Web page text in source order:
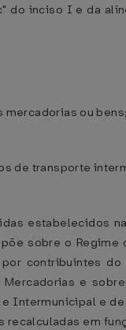
do inciso I e da
mercadorias ou
de transporte
estabelecidos
sobre o Regime
contribuintes
e
Intermunicipal e
recalculadas em